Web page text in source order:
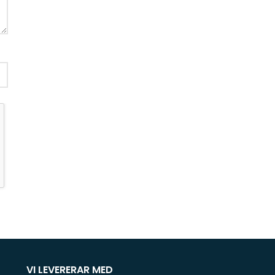
VI LEVERERAR MED